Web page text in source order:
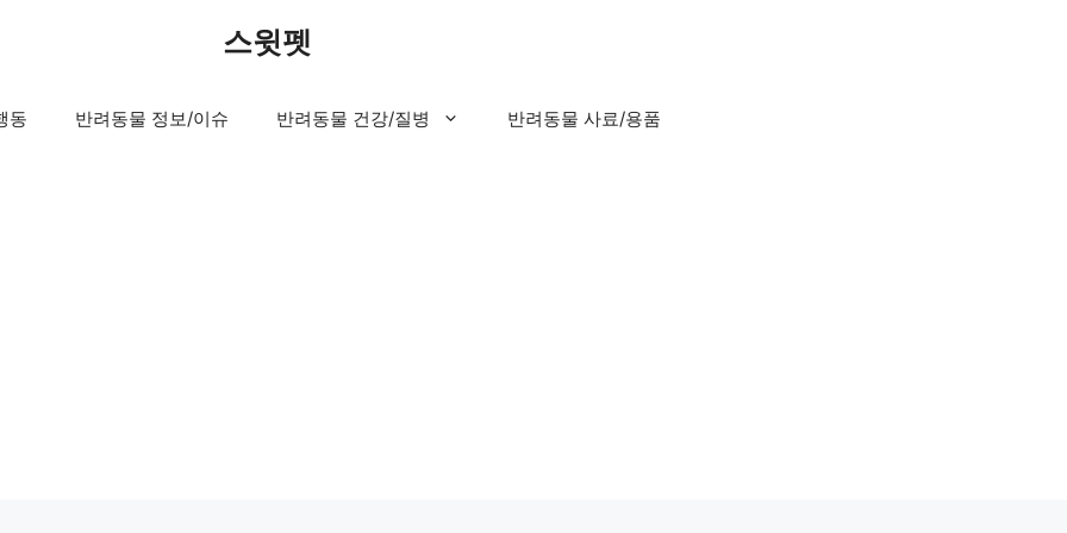
스윗펫
동 반려동물 정보/이슈 반려동물 건강/질병 반려동물 사료/용품